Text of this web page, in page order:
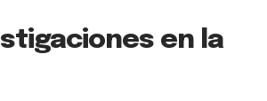
en la